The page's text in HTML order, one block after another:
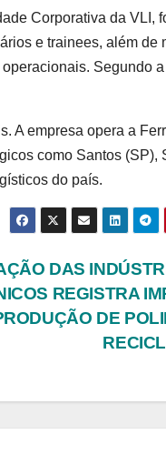
Corporativa da VLI,
e trainees, além de
Segundo a
A empresa opera a
como Santos (SP),
do país.
DAS
REGISTRA
DE